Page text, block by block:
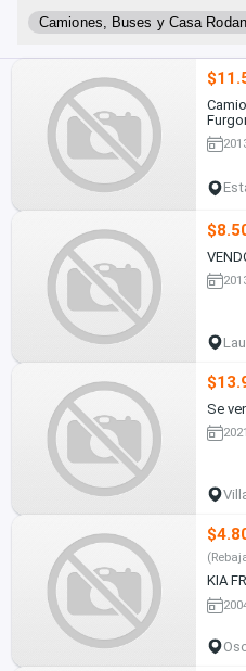
Camiones, Buses y Casa
Se
2021
KIA